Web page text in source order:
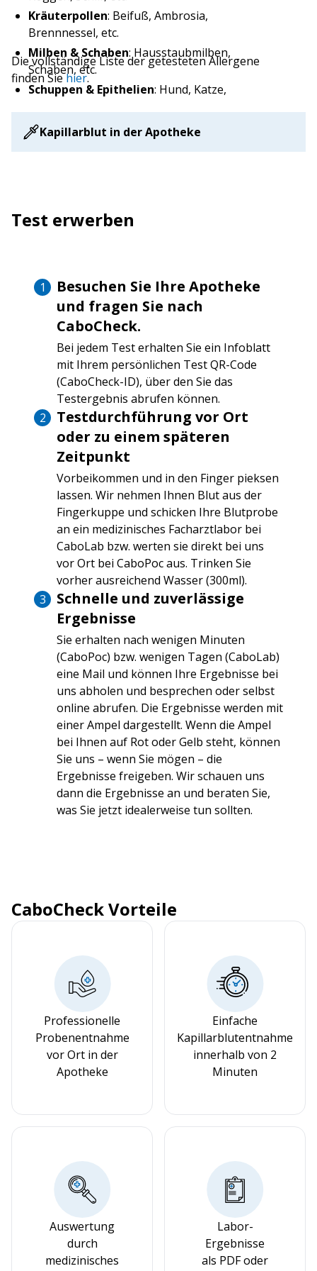
Kräuterpollen: Beifuß, Ambrosia,
Brennnessel, etc.
Milben & Schaben: Hausstaubmilben,
Schaben, etc.
Schuppen & Epithelien: Hund, Katze,
Schimmel- und Hefepilze: Aspergillus,
Cladosporium, Penicillium, etc.
Fleisch: Rind, Schwein, Huhn, etc.
Hafer, etc.
Gewürze: Senf, Paprika, Petersilie, etc.
Hülsenfrüchte & Nüsse: Erdnuss,
Haselnuss, Soja, etc.
Meeresfrüchte : Shrimp, Krabbe, Lachs,
: Apfel, Banane, Kiwi, etc.
Andere
: Latex, Birkenfeige, etc.
Die vollständige Liste der getesteten Allergene
finden Siehier.
Kapillarblut in der Apotheke
Test erwerben
Besuchen Sie Ihre Apotheke
und fragen Sie nach
CaboCheck.
Bei jedem Test erhalten Sie ein Infoblatt
mit Ihrem persönlichen Test QR-Code
(CaboCheck-ID), über den Sie das
Testergebnis abrufen können.
Testdurchführung vor Ort
oder zu einem späteren
Zeitpunkt
Vorbeikommen und in den Finger pieksen
lassen. Wir nehmen Ihnen Blut aus der
Fingerkuppe und schicken Ihre Blutprobe
an ein medizinisches Facharztlabor bei
CaboLab bzw. werten sie direkt bei uns
vor Ort bei CaboPoc aus. Trinken Sie
vorher ausreichend Wasser (300ml).
Schnelle und zuverlässige
Ergebnisse
Sie erhalten nach wenigen Minuten
(CaboPoc) bzw. wenigen Tagen (CaboLab)
eine Mail und können Ihre Ergebnisse bei
uns abholen und besprechen oder selbst
online abrufen. Die Ergebnisse werden mit
einer Ampel dargestellt. Wenn die Ampel
bei Ihnen auf Rot oder Gelb steht, können
Sie uns – wenn Sie mögen – die
Ergebnisse freigeben. Wir schauen uns
dann die Ergebnisse an und beraten Sie,
was Sie jetzt idealerweise tun sollten.
CaboCheck Vorteile
Professionelle
Probenentnahme
vor Ort in der
Apotheke
Einfache
Kapillarblutentnahme
innerhalb von 2
Minuten
Auswertung
durch
medizinisches
Labor-
Ergebnisse
als PDF oder